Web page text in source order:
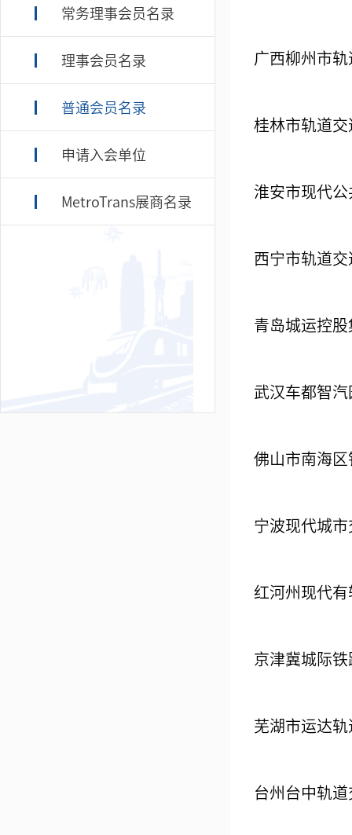
常务理事会员名录
理事会员名录
普通会员名录
申请入会单位
MetroTrans展商名录
广西柳州市
桂林市轨道
淮安市现代
西宁市轨道
青岛城运控
武汉车都智
佛山市南海
宁波现代城
红河州现代
京津冀城际
芜湖市运达
台州台中轨